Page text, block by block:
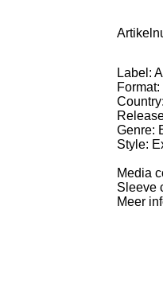
Label:
Genre:
Style:
Media
Sleeve
Meer